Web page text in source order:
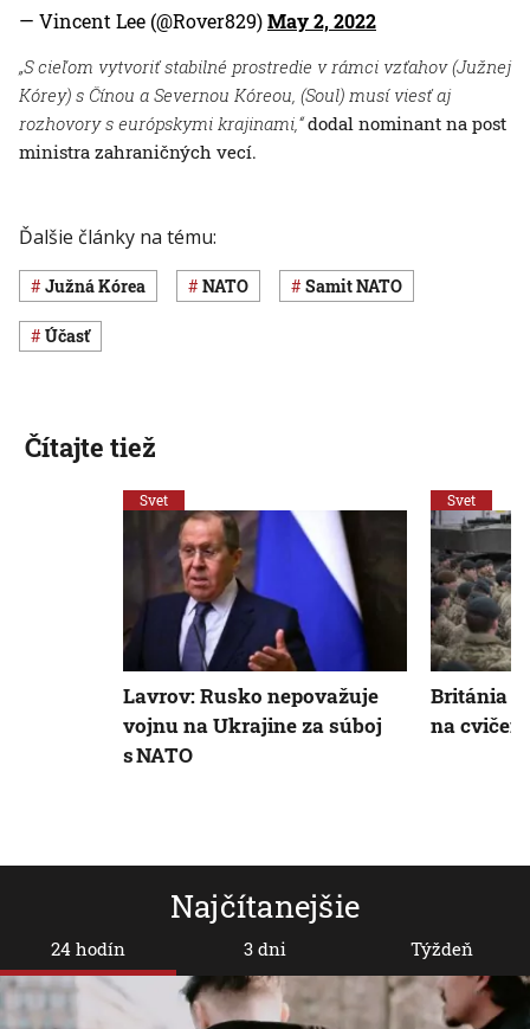
— Vincent Lee (@Rover829)May 2, 2022
„S cieľom vytvoriť stabilné prostredie v rámci vzťahov (Južnej
Kórey) s Čínou a Severnou Kóreou, (Soul) musí viesť aj
rozhovory s európskymi krajinami,“dodal nominant na post
ministra zahraničných vecí.
Ďalšie články na tému:
Južná Kórea NATO samit NATO
účasť
Najčítanejšie
24 hodín 3 dni Týždeň
Čítajte tiež
Svet
Lavrov: Rusko nepovažuje
vojnu na Ukrajine za súboj
s NATO
Svet
Británia
na